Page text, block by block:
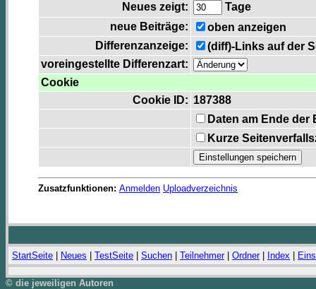
Neues zeigt:
Tage
neue Beiträge:
oben anzeigen
Differenzanzeige:
(diff)-Links auf der
voreingestellte Differenzart:
Cookie
Cookie ID: 187388
Daten am Ende
Kurze
Zusatzfunktionen: Anmelden Uploadverzeichnis
StartSeite Neues TestSeite Suchen Teilnehmer| Ordner| Index
© die jeweiligen Autoren